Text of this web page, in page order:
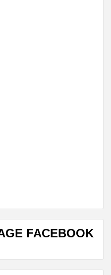
FACEBOOK